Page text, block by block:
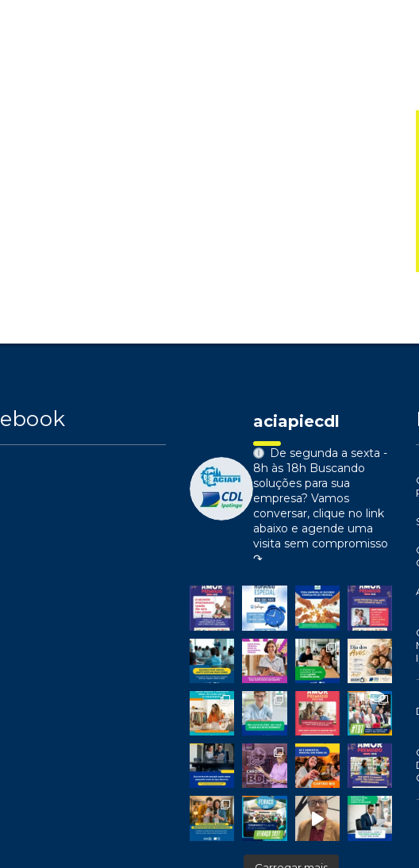
aciapiecdl
De segunda a sexta -
8h às 18h Buscando
soluções para sua
empresa? Vamos
conversar, clique no link
abaixo e agende uma
visita sem compromisso
↷